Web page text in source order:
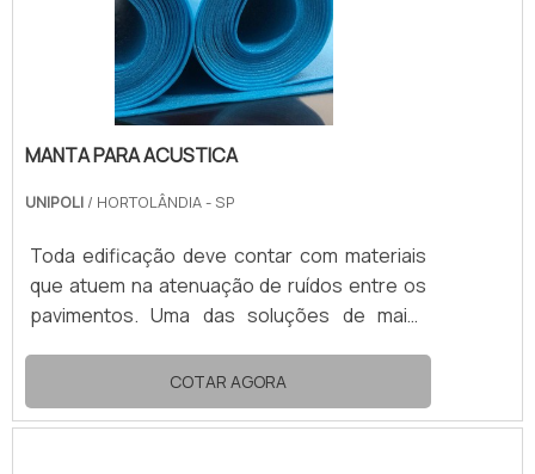
manta acustica é capaz de alcançar alto
desempenho. O isolamento apr.
MANTA PARA ACUSTICA
UNIPOLI / HORTOLÂNDIA - SP
Toda edificação deve contar com materiais
que atuem na atenuação de ruídos entre os
pavimentos. Uma das soluções de maior
acustica.Composta por polietileno
expandido (EPE), a manta acustica impede a
passagem de grande parte das vibrações
COTAR AGORA